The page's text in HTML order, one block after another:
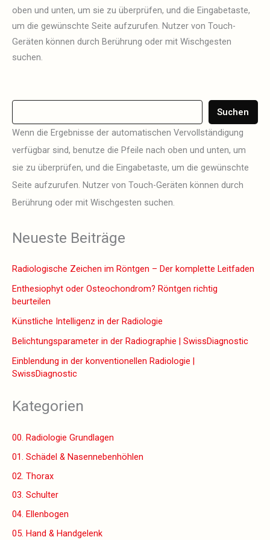
oben und unten, um sie zu überprüfen, und die Eingabetaste,
um die gewünschte Seite aufzurufen. Nutzer von Touch-
Geräten können durch Berührung oder mit Wischgesten
suchen.
Suchen
Wenn die Ergebnisse der automatischen Vervollständigung
verfügbar sind, benutze die Pfeile nach oben und unten, um
sie zu überprüfen, und die Eingabetaste, um die gewünschte
Seite aufzurufen. Nutzer von Touch-Geräten können durch
Berührung oder mit Wischgesten suchen.
Neueste Beiträge
Radiologische Zeichen im Röntgen – Der komplette Leitfaden
Enthesiophyt oder Osteochondrom? Röntgen richtig
beurteilen
Künstliche Intelligenz in der Radiologie
Belichtungsparameter in der Radiographie | SwissDiagnostic
Einblendung in der konventionellen Radiologie |
SwissDiagnostic
Kategorien
00. Radiologie Grundlagen
01. Schädel & Nasennebenhöhlen
02. Thorax
03. Schulter
04. Ellenbogen
05. Hand & Handgelenk